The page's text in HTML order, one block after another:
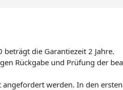
beträgt die Garantiezeit 2 Jahre.
Rückgabe und Prüfung der
werden. In den